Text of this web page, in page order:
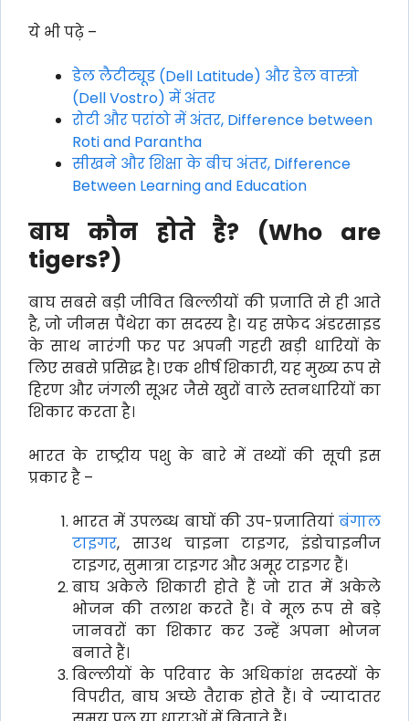
ये भी पढ़े –
डेल लैटीट्यूड (Dell Latitude) और डेल वास्त्रो
(Dell Vostro) में अंतर
रोटी और परांठो में अंतर, Difference between
Roti and Parantha
सीखने और शिक्षा के बीच अंतर, Difference
Between Learning and Education
बाघ कौन होते है? (Who are
tigers?)
बाघ सबसे बड़ी जीवित बिल्लीयों की प्रजाति से ही आते
है, जो जीनस पैंथेरा का सदस्य है। यह सफेद अंडरसाइड
के साथ नारंगी फर पर अपनी गहरी खड़ी धारियों के
लिए सबसे प्रसिद्ध है। एक शीर्ष शिकारी, यह मुख्य रूप से
हिरण और जंगली सूअर जैसे खुरों वाले स्तनधारियों का
शिकार करता है।
भारत के राष्ट्रीय पशु के बारे में तथ्यों की सूची इस
प्रकार है –
भारत में उपलब्ध बाघों की उप-प्रजातियां बंगाल
टाइगर, साउथ चाइना टाइगर, इंडोचाइनीज
टाइगर, सुमात्रा टाइगर और अमूर टाइगर हैं।
बाघ अकेले शिकारी होते हैं जो रात में अकेले
भोजन की तलाश करते हैं। वे मूल रूप से बड़े
जानवरों का शिकार कर उन्हें अपना भोजन
बनाते हैं।
बिल्लीयों के परिवार के अधिकांश सदस्यों के
विपरीत, बाघ अच्छे तैराक होते हैं। वे ज्यादातर